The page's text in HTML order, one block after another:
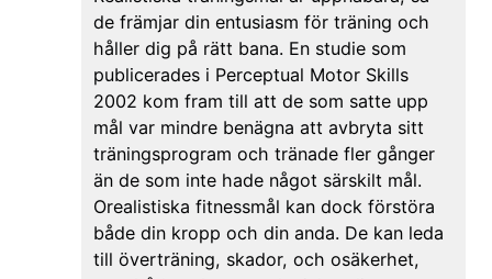
de främjar din entusiasm för träning och
håller dig på rätt bana. En studie som
publicerades i Perceptual Motor Skills
2002 kom fram till att de som satte upp
mål var mindre benägna att avbryta sitt
träningsprogram och tränade fler gånger
än de som inte hade något särskilt mål.
Orealistiska fitnessmål kan dock förstöra
både din kropp och din anda. De kan leda
till överträning, skador, och osäkerhet,